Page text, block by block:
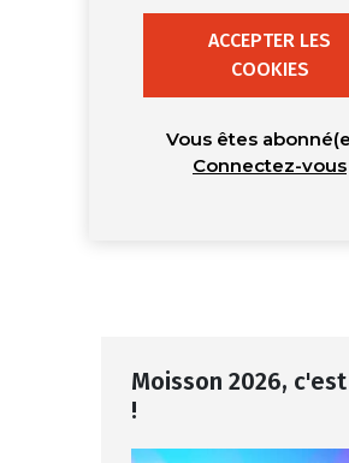
ACCEPTER LES
COOKIES
Vous êtes
Connectez-vous
Moisson 2026,
!